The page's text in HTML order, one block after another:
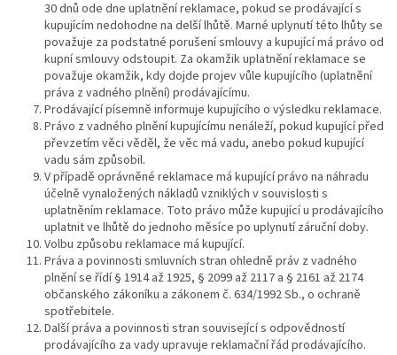
30 dnů ode dne uplatnění reklamace, pokud se prodávající s
kupujícím nedohodne na delší lhůtě. Marné uplynutí této lhůty se
považuje za podstatné porušení smlouvy a kupující má právo od
kupní smlouvy odstoupit. Za okamžik uplatnění reklamace se
považuje okamžik, kdy dojde projev vůle kupujícího (uplatnění
práva z vadného plnění) prodávajícímu.
Prodávající písemně informuje kupujícího o výsledku reklamace.
Právo z vadného plnění kupujícímu nenáleží, pokud kupující před
převzetím věci věděl, že věc má vadu, anebo pokud kupující
vadu sám způsobil.
V případě oprávněné reklamace má kupující právo na náhradu
účelně vynaložených nákladů vzniklých v souvislosti s
uplatněním reklamace. Toto právo může kupující u prodávajícího
uplatnit ve lhůtě do jednoho měsíce po uplynutí záruční doby.
Volbu způsobu reklamace má kupující.
Práva a povinnosti smluvních stran ohledně práv z vadného
plnění se řídí § 1914 až 1925, § 2099 až 2117 a § 2161 až 2174
občanského zákoníku a zákonem č. 634/1992 Sb., o ochraně
spotřebitele.
Další práva a povinnosti stran související s odpovědností
prodávajícího za vady upravuje reklamační řád prodávajícího.